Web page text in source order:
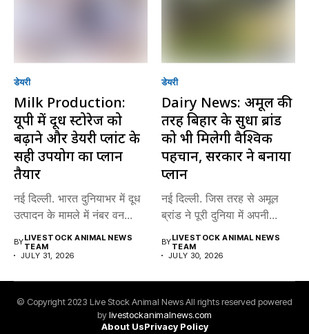
डेयरी
Milk Production:
यूपी में दूध स्टोरेज को
बढ़ाने और डेयरी प्लांट के
सही उपयोग का प्लान
तैयार
नई दिल्ली. भारत दुनियाभर में दूध
उत्पादन के मामले में नंबर वन...
BYLIVESTOCK ANIMAL NEWS
TEAM
JULY 31, 2026
डेयरी
Dairy News: अमूल की
तरह बिहार के सुधा ब्रांड
को भी मिलेगी वैश्विक
पहचान, सरकार ने बनाया
प्लान
नई दिल्ली. जिस तरह से अमूल
ब्रांड ने पूरी दुनिया में अपनी...
BYLIVESTOCK ANIMAL NEWS
TEAM
JULY 30, 2026
© Copyright 2023 Live Stock Animal News All rights reserved powered
bylivestockanimalnews.com
About UsPrivacy Policy